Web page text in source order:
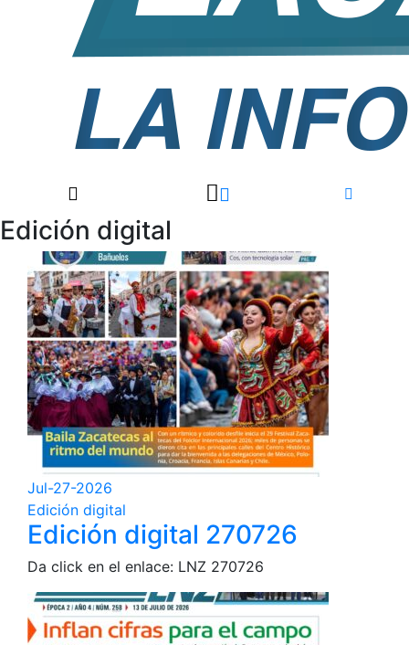
Edición digital
Jul-27-2026
Edición digital
Edición digital 270726
Da click en el enlace: LNZ 270726